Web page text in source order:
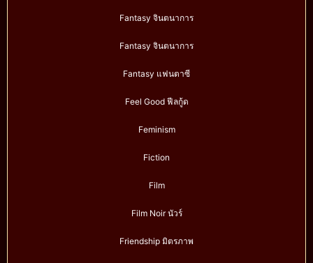
Fantasy จินตนาการ
Fantasy จินตนาการ
Fantasy แฟนตาซี
Feel Good ฟีลกู้ด
Feminism
Fiction
Film
Film Noir นัวร์
Friendship มิตรภาพ